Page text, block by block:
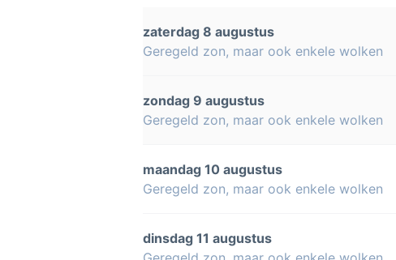
zaterdag 8 augustus
Geregeld zon, maar ook enkele wolken
zondag 9 augustus
Geregeld zon, maar ook enkele wolken
maandag 10 augustus
Geregeld zon, maar ook enkele wolken
dinsdag 11 augustus